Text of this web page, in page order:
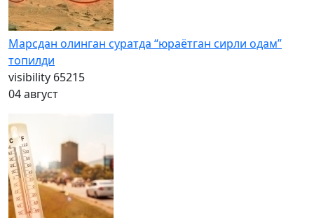
Марсдан олинган суратда “юраётган сирли одам”
топилди
visibility 65215
04 август